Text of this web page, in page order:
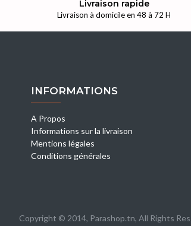
Livraison rapide
Livraison à domicile en 48 à 72 H
INFORMATIONS
A Propos
Informations sur la livraison
Mentions légales
Conditions générales
Copyright © 2014, Parashop.tn, All Rights